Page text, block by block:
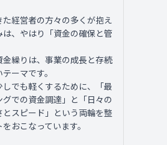
た経営者の方々の多くが抱え
は、やはり「資金の確保と管
繰りは、事業の成長と存続
ーマです。
しでも軽くするために、「最
での資金調達」と「日々の
とスピード」という両輪を整
おこなっています。